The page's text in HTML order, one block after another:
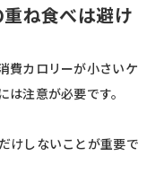
ね食べは避け
費カロリーが小さいケ
注意が必要です。
けしないことが重要で